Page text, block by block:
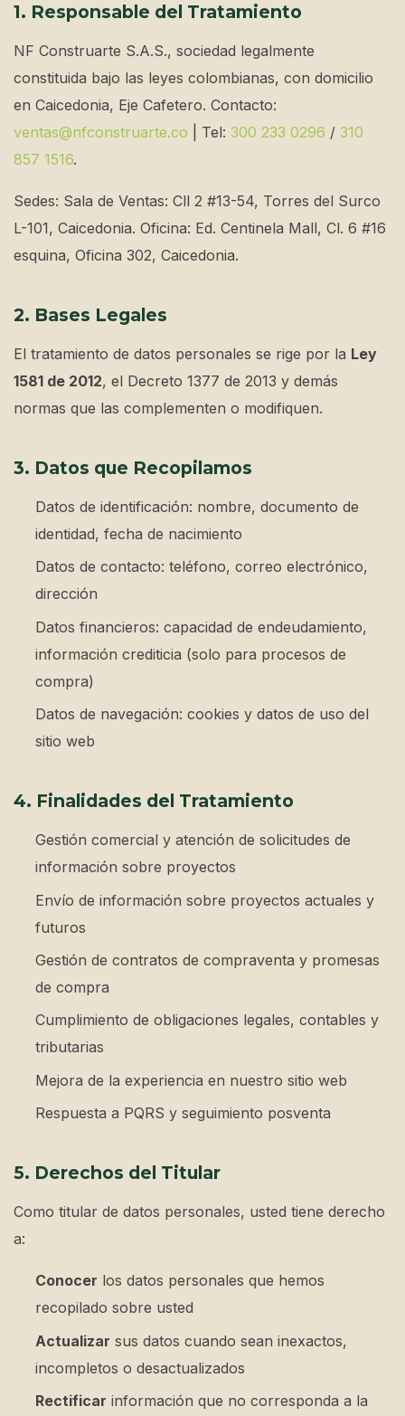
1. Responsable del Tratamiento
NF Construarte S.A.S., sociedad legalmente
constituida bajo las leyes colombianas, con domicilio
en Caicedonia, Eje Cafetero. Contacto:
ventas@nfconstruarte.co | Tel: 300 233 0296 / 310
857 1516.
Sedes: Sala de Ventas: Cll 2 #13-54, Torres del Surco
L-101, Caicedonia. Oficina: Ed. Centinela Mall, Cl. 6 #16
esquina, Oficina 302, Caicedonia.
2. Bases Legales
El tratamiento de datos personales se rige por la Ley
1581 de 2012, el Decreto 1377 de 2013 y demás
normas que las complementen o modifiquen.
3. Datos que Recopilamos
Datos de identificación: nombre, documento de
identidad, fecha de nacimiento
Datos de contacto: teléfono, correo electrónico,
dirección
Datos financieros: capacidad de endeudamiento,
información crediticia (solo para procesos de
compra)
Datos de navegación: cookies y datos de uso del
sitio web
4. Finalidades del Tratamiento
Gestión comercial y atención de solicitudes de
información sobre proyectos
Envío de información sobre proyectos actuales y
futuros
Gestión de contratos de compraventa y promesas
de compra
Cumplimiento de obligaciones legales, contables y
tributarias
Mejora de la experiencia en nuestro sitio web
Respuesta a PQRS y seguimiento posventa
5. Derechos del Titular
Como titular de datos personales, usted tiene derecho
a:
Conocer los datos personales que hemos
recopilado sobre usted
Actualizar sus datos cuando sean inexactos,
incompletos o desactualizados
Rectificar información que no corresponda a la